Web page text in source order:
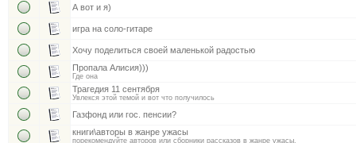
А вот и я)
игра на соло-гитаре
Хочу поделиться своей маленькой радостью
Пропала Алисия)))
Где она
Трагедия 11 сентября
Увлекся этой темой и вот что получилось
Газфонд или гос. пенсии?
книги\авторы в жанре ужасы
порекомендуйте авторов или сборники рассказов в жанре ужасы.